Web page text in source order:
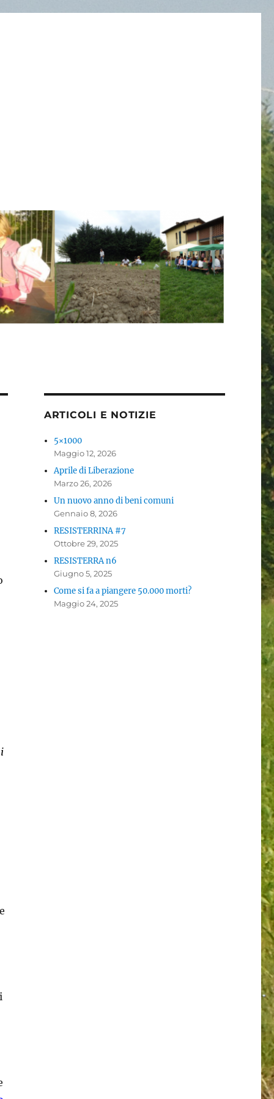
ARTICOLI E NOTIZIE
5×1000
Maggio 12, 2026
Aprile di Liberazione
Marzo 26, 2026
Un nuovo anno di beni comuni
Gennaio 8, 2026
RESISTERRINA #7
Ottobre 29, 2025
RESISTERRA n6
Giugno 5, 2025
Come si fa a piangere 50.000 morti?
Maggio 24, 2025